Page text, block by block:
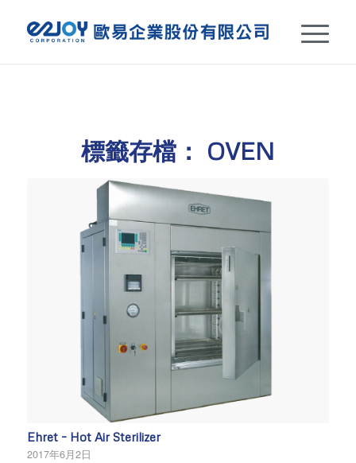
標籤存檔： OVEN
Ehret – Hot Air Sterilizer
2017年6月2日